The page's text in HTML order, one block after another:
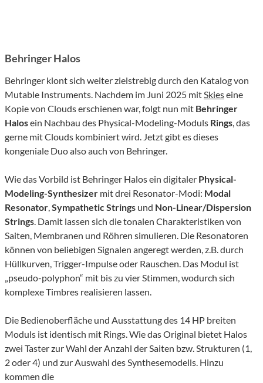
Behringer Halos
Behringer klont sich weiter zielstrebig durch den Katalog von
Mutable Instruments. Nachdem im Juni 2025 mitSkieseine
Kopie von Clouds erschienen war, folgt nun mit Behringer
Halosein Nachbau des Physical-Modeling-Moduls Rings, das
gerne mit Clouds kombiniert wird. Jetzt gibt es dieses
kongeniale Duo also auch von Behringer.
Wie das Vorbild ist Behringer Halos ein digitaler Physical-
Modeling-Synthesizer mit drei Resonator-Modi: Modal
Resonator,Sympathetic Strings und Non-Linear/Dispersion
Strings. Damit lassen sich die tonalen Charakteristiken von
Saiten, Membranen und Röhren simulieren. Die Resonatoren
können von beliebigen Signalen angeregt werden, z.B. durch
Hüllkurven, Trigger-Impulse oder Rauschen. Das Modul ist
„pseudo-polyphon“ mit bis zu vier Stimmen, wodurch sich
komplexe Timbres realisieren lassen.
Die Bedienoberfläche und Ausstattung des 14 HP breiten
Moduls ist identisch mit Rings. Wie das Original bietet Halos
zwei Taster zur Wahl der Anzahl der Saiten bzw. Strukturen (1,
2 oder 4) und zur Auswahl des Synthesemodells. Hinzu
kommen die